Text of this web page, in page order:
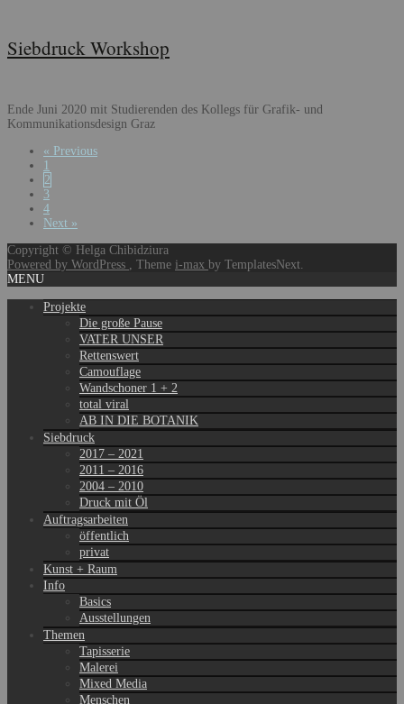
Siebdruck Workshop
Ende Juni 2020 mit Studierenden des Kollegs für Grafik- und
Kommunikationsdesign Graz
Posts
navigation
« Previous
1
2
3
4
Next »
Copyright © Helga Chibidziura
Powered by WordPress , Theme i-max by TemplatesNext.
MENU
Projekte
Die große Pause
VATER UNSER
Rettenswert
Camouflage
Wandschoner 1 + 2
total viral
AB IN DIE BOTANIK
Siebdruck
2017 – 2021
2011 – 2016
2004 – 2010
Druck mit Öl
Auftragsarbeiten
öffentlich
privat
Kunst + Raum
Info
Basics
Ausstellungen
Themen
Tapisserie
Malerei
Mixed Media
Menschen